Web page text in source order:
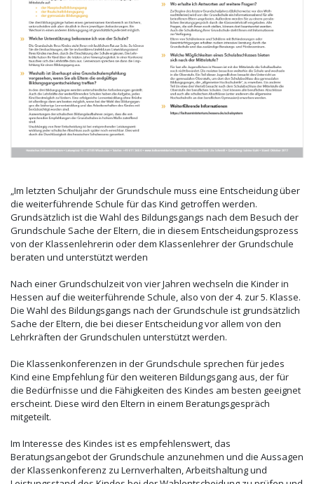
„Im letzten Schuljahr der Grundschule muss eine Entscheidung über
die weiterführende Schule für das Kind getroffen werden.
Grundsätzlich ist die Wahl des Bildungsgangs nach dem Besuch der
Grundschule Sache der Eltern, die in diesem Entscheidungsprozess
von der Klassenlehrerin oder dem Klassenlehrer der Grundschule
beraten und unterstützt werden
Nach einer Grundschulzeit von vier Jahren wechseln die Kinder in
Hessen auf die weiterführende Schule, also von der 4. zur 5. Klasse.
Die Wahl des Bildungsgangs nach der Grundschule ist grundsätzlich
Sache der Eltern, die bei dieser Entscheidung vor allem von den
Lehrkräften der Grundschulen unterstützt werden.
Die Klassenkonferenzen in der Grundschule sprechen für jedes
Kind eine Empfehlung für den weiteren Bildungsgang aus, der für
die Bedürfnisse und die Fähigkeiten des Kindes am besten geeignet
erscheint. Diese wird den Eltern in einem Beratungsgespräch
mitgeteilt.
Im Interesse des Kindes ist es empfehlenswert, das
Beratungsangebot der Grundschule anzunehmen und die Aussagen
der Klassenkonferenz zu Lernverhalten, Arbeitshaltung und